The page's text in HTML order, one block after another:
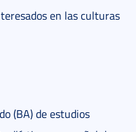
en las culturas
(BA) de estudios